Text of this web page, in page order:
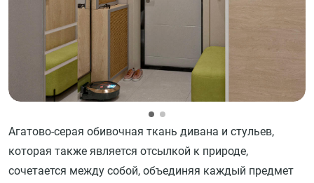
Агатово-серая обивочная ткань дивана и стульев,
которая также является отсылкой к природе,
сочетается между собой, объединяя каждый предмет